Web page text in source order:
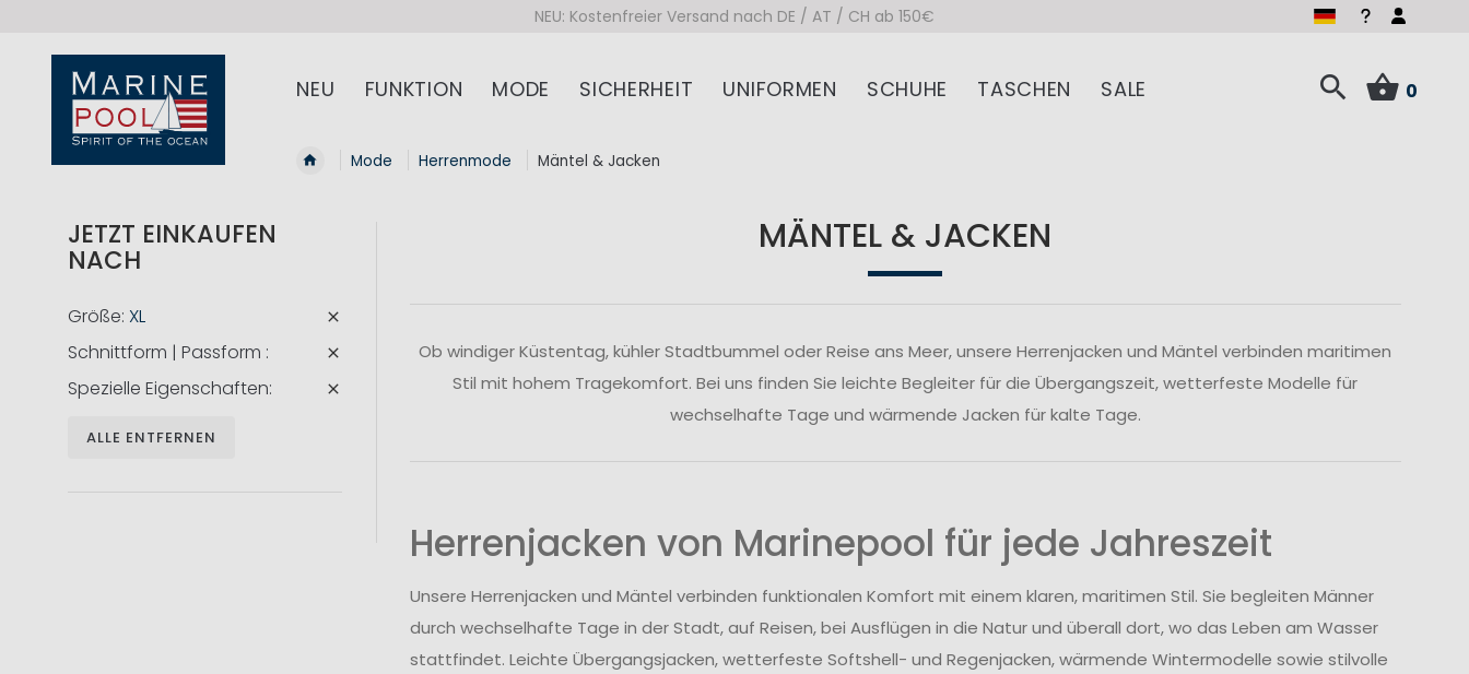
NEU: Kostenfreier Versand nach DE / AT / CH ab 150€
NEU FUNKTION MODE SICHERHEIT UNIFORMEN SCHUHE TASCHEN SALE 0
Mode Herrenmode Mäntel & Jacken
MÄNTEL & JACKEN
Ob windiger Küstentag, kühler Stadtbummel oder Reise ans Meer, unsere Herrenjacken und Mäntel verbinden maritimen
Stil mit hohem Tragekomfort. Bei uns finden Sie leichte Begleiter für die Übergangszeit, wetterfeste Modelle für
wechselhafte Tage und wärmende Jacken für kalte Tage.
Herrenjacken von Marinepool für jede Jahreszeit
Unsere Herrenjacken und Mäntel verbinden funktionalen Komfort mit einem klaren, maritimen Stil. Sie begleiten Männer
durch wechselhafte Tage in der Stadt, auf Reisen, bei Ausflügen in die Natur und überall dort, wo das Leben am Wasser
stattfindet. Leichte Übergangsjacken, wetterfeste Softshell- und Regenjacken, wärmende Wintermodelle sowie stilvolle
JETZT EINKAUFEN
NACH
Größe XL
Schnittform | Passform
Spezielle Eigenschaften
ALLE ENTFERNEN